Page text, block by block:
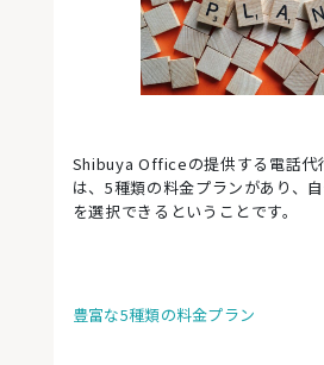
Shibuya Officeの提供する電話代
は、5種類の料金プランがあり、
を選択できるということです。
豊富な5種類の料金プラン